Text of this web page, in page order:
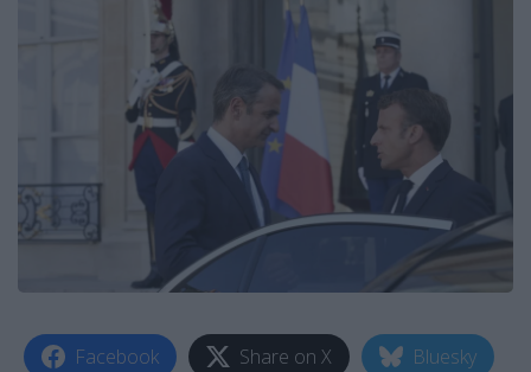
Facebook Share on X Bluesky